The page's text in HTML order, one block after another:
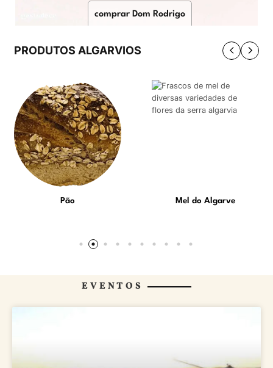
comprar Dom Rodrigo
PRODUTOS ALGARVIOS
Pão Mel do Algarve
EVENTOS